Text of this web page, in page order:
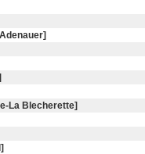
La Blecherette]